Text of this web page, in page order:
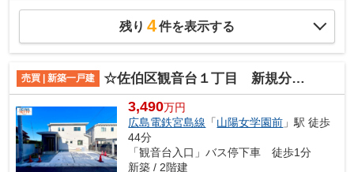
残り 4件を表示する
売買 | 新築一戸建 ☆佐伯区観音台１丁目 新規分譲☆
3,490万円
広島電鉄宮島線 「山陽女学園前 」駅 徒歩
44分
「観音台入口」バス停下車 徒歩1分
新築 / 2階建